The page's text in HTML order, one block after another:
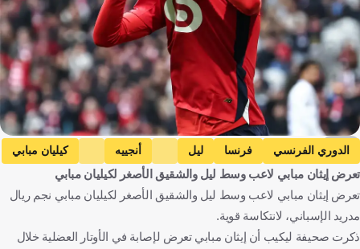
AFP
الدوري الفرنسي فرنسا ليل أنجييه
كيليان مبابي
ايثان مبابي
كرة قدم
تعرض إيثان مبابي لاعب وسط ليل والشقيق الأصغر لكيليان مبابي
تعرض إيثان مبابي لاعب وسط ليل والشقيق الأصغر لكيليان مبابي نجم ريال
مدريد الإسباني، لانتكاسة قوية.
ذكرت صحيفة ليكيب أن إيثان مبابي تعرض لإصابة في الأوتار العضلية خلال